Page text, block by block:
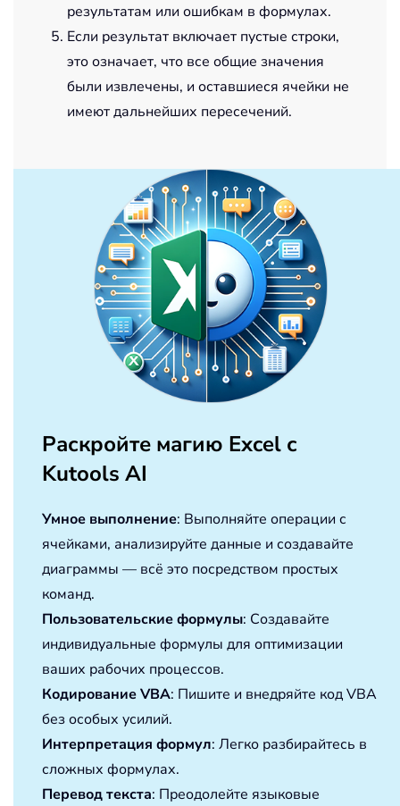
результатам или ошибкам в формулах.
Если результат включает пустые строки,
это означает, что все общие значения
были извлечены, и оставшиеся ячейки не
имеют дальнейших пересечений.
Раскройте магию Excel с
Kutools AI
Умное выполнение: Выполняйте операции с
ячейками, анализируйте данные и создавайте
диаграммы — всё это посредством простых
команд.
Пользовательские формулы: Создавайте
индивидуальные формулы для оптимизации
ваших рабочих процессов.
Кодирование VBA: Пишите и внедряйте код VBA
без особых усилий.
Интерпретация формул: Легко разбирайтесь в
сложных формулах.
Перевод текста: Преодолейте языковые